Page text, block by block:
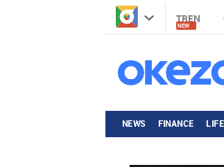
TREN
NEW
NEWS FINANCE